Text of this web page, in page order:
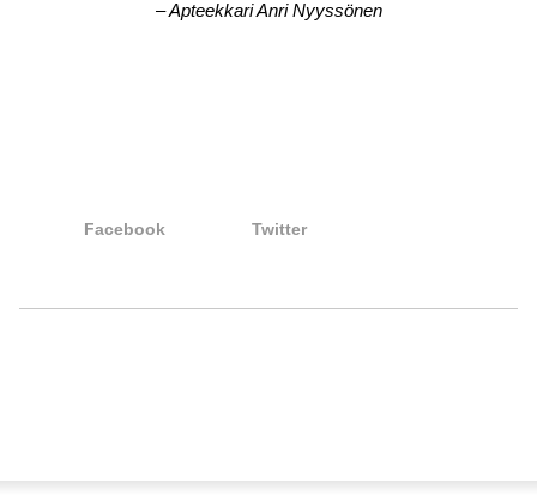
– Apteekkari Anri Nyyssönen
Facebook Twitter